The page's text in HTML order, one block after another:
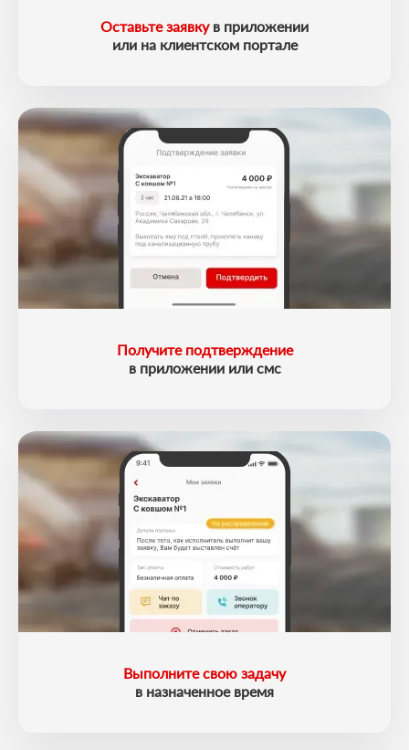
Оставьте заявкув приложении
или на клиентском портале
Получите подтверждение
в приложении или смс
Выполните свою задачу
в назначенное время